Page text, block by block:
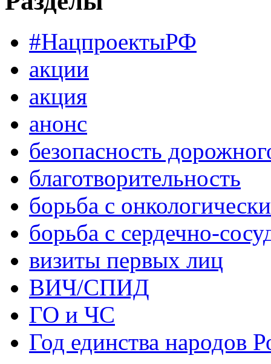
#НацпроектыРФ
акции
акция
анонс
безопасность
благотворительность
борьба с
борьба с сердечно-
визиты первых лиц
ВИЧ/СПИД
ГО и ЧС
Год единства народов